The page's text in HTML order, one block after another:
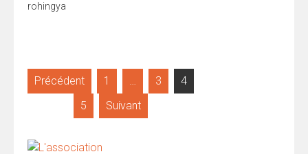
rohingya
Pagination
des
publications
Précédent 1 … 3
4
5
Suivant